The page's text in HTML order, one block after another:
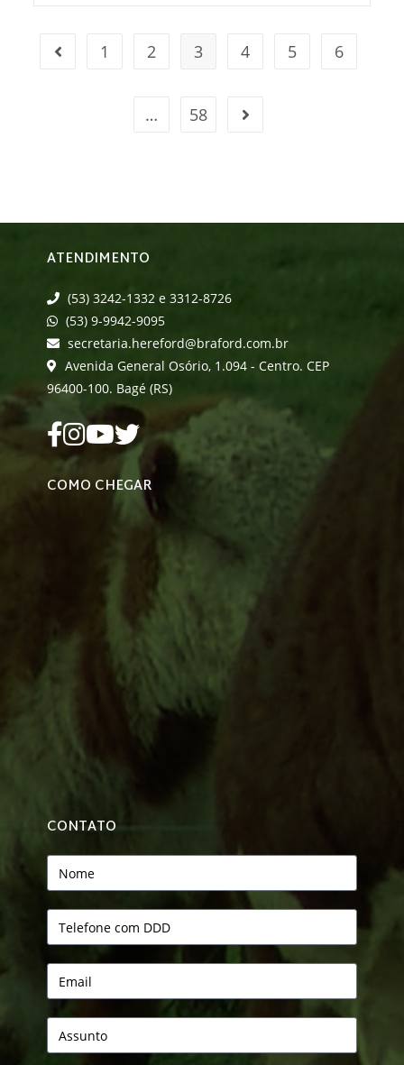
1 2 3 4 5 6
… 58
ATENDIMENTO
(53) 3242-1332 e 3312-8726
(53) 9-9942-9095
secretaria.hereford@braford.com.br
Avenida General Osório, 1.094 - Centro. CEP
96400-100. Bagé (RS)
COMO CHEGAR
CONTATO